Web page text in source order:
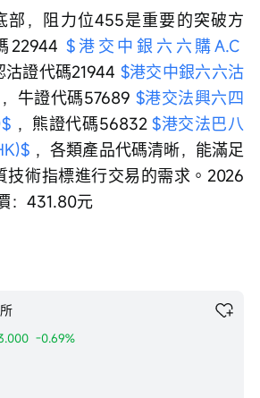
部，阻力位455是重要的突破方
22944 $港交中銀六六購A.C
沽證代碼21944 $港交中銀六六沽
牛證代碼57689 $港交法興六四
，熊證代碼56832 $港交法巴八
，各類產品代碼清晰，能滿足
技術指標進行交易的需求。2026
：431.80元
-0.69%